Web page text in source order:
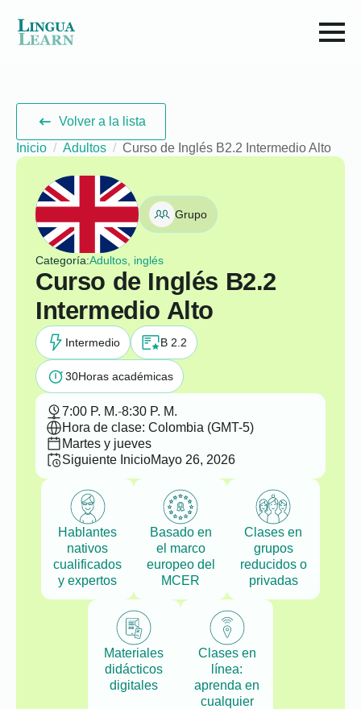
Volver a la lista
Inicio
Adultos Curso de Inglés B2.2 Intermedio Alto
Grupo
Categoría:Adultos, inglés
Curso de Inglés B2.2
Intermedio Alto
Intermedio B 2.2
30Horas académicas
7:00 P. M.-8:30 P. M.
Hora de clase: Colombia (GMT-5)
Martes y jueves
Siguiente InicioMayo 26, 2026
Hablantes
nativos
cualificados
y expertos
Basado en
el marco
europeo del
MCER
Clases en
grupos
reducidos o
privadas
Materiales
didácticos
digitales
Clases en
línea:
aprenda en
cualquier